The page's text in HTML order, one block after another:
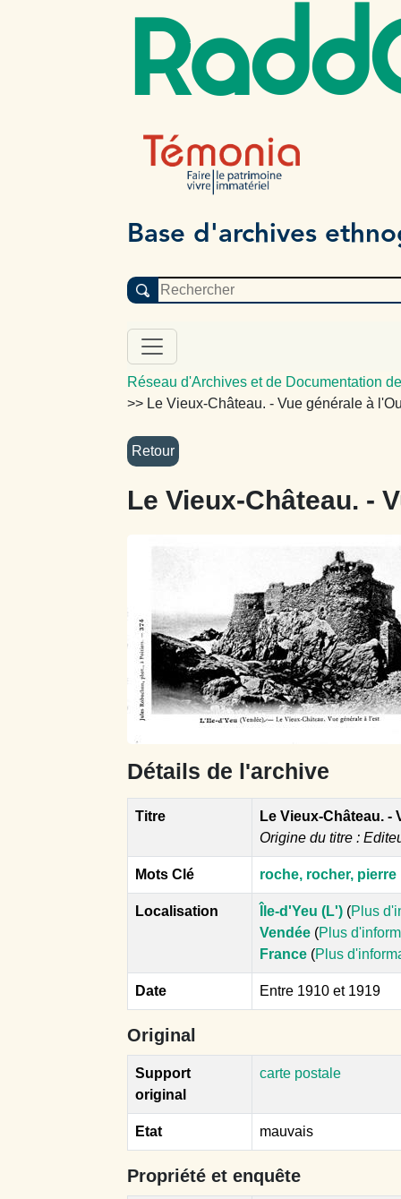
Base d'archives
Réseau d'Archives et de Documentation
>> Le Vieux-Château. - Vue générale à
Le Vieux-Château. -
Détails de l'archive
Titre
Le Vieux-Château. -
Origine du titre :
Mots Clé roche, rocher, pierre
Localisation Île-d'Yeu (L') (Plus
Vendée (Plus
France (Plus
Date Entre 1910 et 1919
Original
Support
original
carte postale
Etat mauvais
Propriété et enquête